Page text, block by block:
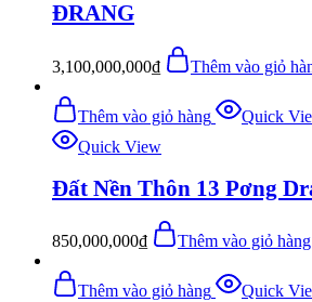
ĐRANG
3,100,000,000₫ Thêm vào giỏ
Thêm vào giỏ hàng
Quick
Quick View
Đất Nền Thôn 13 Pơng
850,000,000₫ Thêm vào giỏ hàng
Thêm vào giỏ hàng
Quick